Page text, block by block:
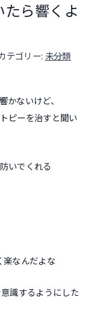
ら響くよ
テゴリー: 未分類
かないけど、
ピーを治すと聞い
いでくれる
楽なんだよな
識するようにした